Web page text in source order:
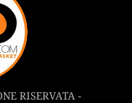
RISERVATA -